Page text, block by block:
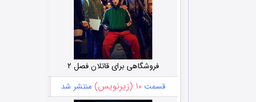
فروشگاهی برای قاتلان فصل ۲
قسمت۱۰ (زیرنویس) منتشر شد